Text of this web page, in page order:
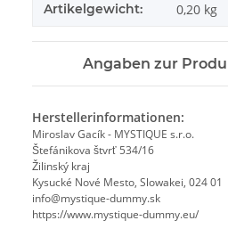
Artikelgewicht: 0,20 kg
Angaben zur
Herstellerinformationen:
Miroslav Gacík - MYSTIQUE s.r.o.
Štefánikova štvrť 534/16
Žilinský kraj
Kysucké Nové Mesto, Slowakei, 024 01
info@mystique-dummy.sk
https://www.mystique-dummy.eu/